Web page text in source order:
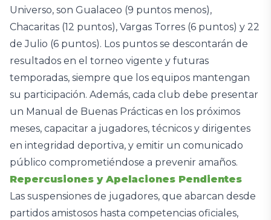
Universo, son Gualaceo (9 puntos menos),
Chacaritas (12 puntos), Vargas Torres (6 puntos) y 22
de Julio (6 puntos). Los puntos se descontarán de
resultados en el torneo vigente y futuras
temporadas, siempre que los equipos mantengan
su participación. Además, cada club debe presentar
un Manual de Buenas Prácticas en los próximos
meses, capacitar a jugadores, técnicos y dirigentes
en integridad deportiva, y emitir un comunicado
público comprometiéndose a prevenir amaños.
Repercusiones y Apelaciones Pendientes
Las suspensiones de jugadores, que abarcan desde
partidos amistosos hasta competencias oficiales,